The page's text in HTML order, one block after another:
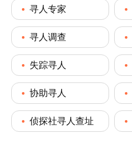
寻人专家
寻人调查
失踪寻人
协助寻人
侦探社寻人查址